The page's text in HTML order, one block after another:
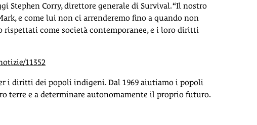
Stephen Corry, direttore generale di Survival. “Il nostro
e come lui non ci arrenderemo fino a quando non
come società contemporanee, e i loro diritti
11352
i diritti dei popoli indigeni. Dal 1969 aiutiamo i popoli
terre e a determinare autonomamente il proprio futuro.